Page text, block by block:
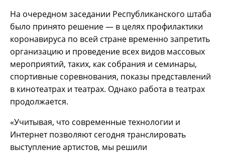
На очередном заседании Республиканского штаба
было принято решение — в целях профилактики
коронавируса по всей стране временно запретить
организацию и проведение всех видов массовых
мероприятий, таких, как собрания и семинары,
спортивные соревнования, показы представлений
в кинотеатрах и театрах. Однако работа в театрах
продолжается.
«Учитывая, что современные технологии и
Интернет позволяют сегодня транслировать
выступление артистов, мы решили